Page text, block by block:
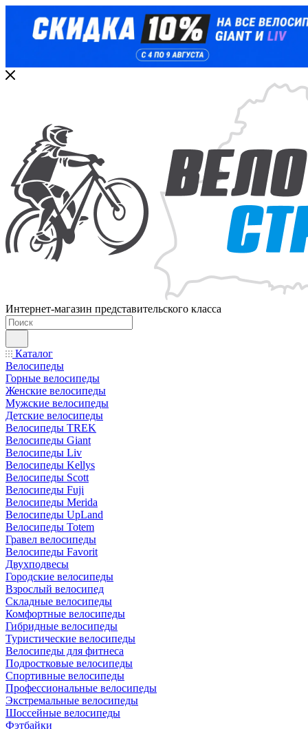
Интернет-магазин представительского класса
Каталог
Велосипеды
Горные велосипеды
Женские велосипеды
Мужские велосипеды
Детские велосипеды
Велосипеды TREK
Велосипеды Giant
Велосипеды Liv
Велосипеды Kellys
Велосипеды Scott
Велосипеды Fuji
Велосипеды Merida
Велосипеды UpLand
Велосипеды Totem
Гравел велосипеды
Велосипеды Favorit
Двухподвесы
Городские велосипеды
Взрослый велосипед
Складные велосипеды
Комфортные велосипеды
Гибридные велосипеды
Туристические велосипеды
Велосипеды для фитнеса
Подростковые велосипеды
Спортивные велосипеды
Профессиональные велосипеды
Экстремальные велосипеды
Шоссейные велосипеды
Фэтбайки